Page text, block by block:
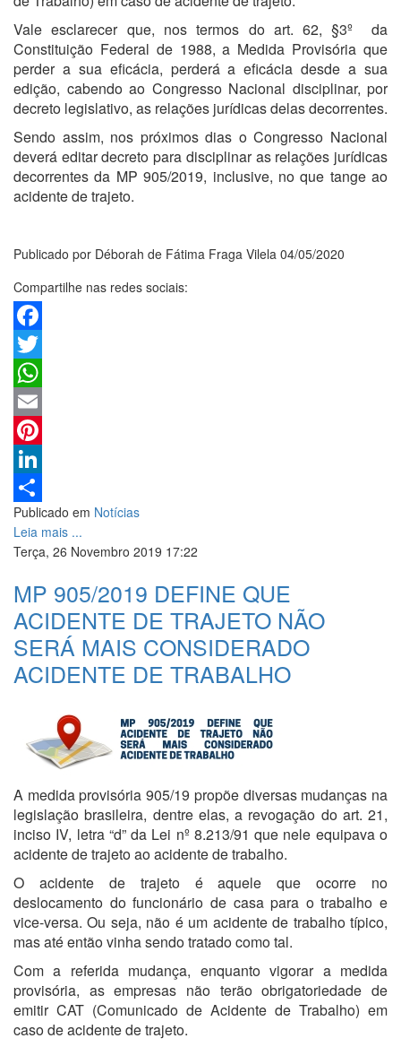
Vale esclarecer que, nos termos do art. 62, §3º
da
Constituição Federal de 1988, a Medida Provisória que
perder a sua eficácia, perderá a eficácia desde a sua
edição, cabendo ao Congresso Nacional disciplinar, por
decreto legislativo, as relações jurídicas delas decorrentes.
Sendo assim, nos próximos dias o Congresso Nacional
deverá editar decreto para disciplinar as relações jurídicas
decorrentes da MP 905/2019, inclusive, no que tange ao
acidente de trajeto.
Publicado por Déborah de Fátima Fraga Vilela 04/05/2020
Compartilhe nas redes sociais:
Facebook
Twitter
WhatsApp
Email
Pinterest
LinkedIn
Share
Publicado em Notícias
Leia mais ...
Terça, 26 Novembro 2019 17:22
MP 905/2019 DEFINE QUE
ACIDENTE DE TRAJETO NÃO
SERÁ MAIS CONSIDERADO
ACIDENTE DE TRABALHO
A medida provisória 905/19 propõe diversas mudanças na
legislação brasileira, dentre elas, a revogação do art. 21,
inciso IV, letra “d” da Lei nº 8.213/91 que nele equipava o
acidente de trajeto ao acidente de trabalho.
O acidente de trajeto é aquele que ocorre no
deslocamento do funcionário de casa para o trabalho e
vice-versa. Ou seja, não é um acidente de trabalho típico,
mas até então vinha sendo tratado como tal.
Com a referida mudança, enquanto vigorar a medida
provisória, as empresas não terão obrigatoriedade de
emitir CAT (Comunicado de Acidente de Trabalho) em
caso de acidente de trajeto.